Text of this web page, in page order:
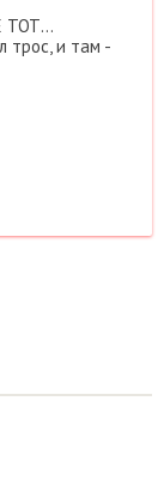
ТОТ...
трос, и там -